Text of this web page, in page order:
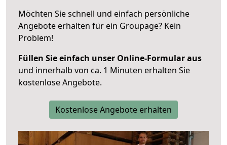
Möchten Sie schnell und einfach persönliche
Angebote erhalten für ein Groupage? Kein
Problem!
Füllen Sie einfach unser Online-Formular aus
und innerhalb von ca. 1 Minuten erhalten Sie
kostenlose Angebote.
Kostenlose Angebote erhalten